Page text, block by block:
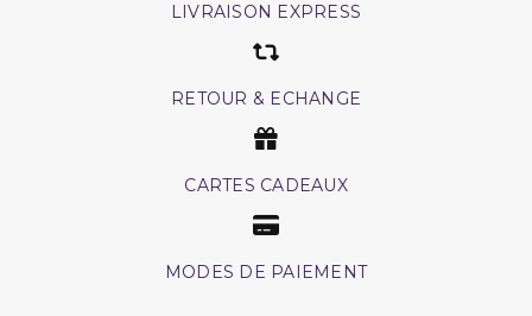
LIVRAISON EXPRESS
RETOUR & ECHANGE
CARTES CADEAUX
MODES DE PAIEMENT